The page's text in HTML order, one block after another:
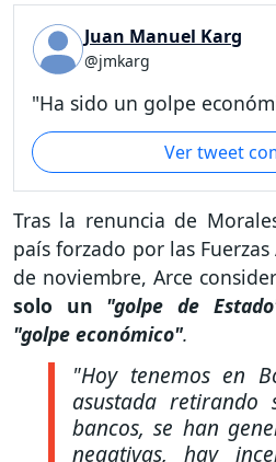
Juan Manuel Karg
@jmkarg
"Ha sido un golpe
Ver tweet
Tras la renuncia de
país forzado por las
de noviembre, Arce
solo un "golpe de
"golpe económico".
"Hoy tenemos en
asustada
bancos, se han
negativas, hay